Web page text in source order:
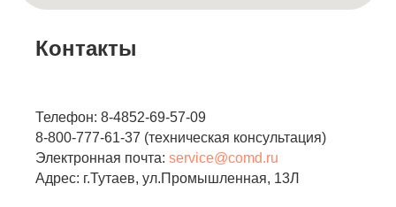
Контакты
Телефон: 8-4852-69-57-09
8-800-777-61-37 (техническая консультация)
Электронная почта: service@comd.ru
Адрес: г.Тутаев, ул.Промышленная, 13Л